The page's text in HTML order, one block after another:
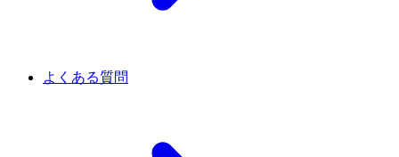
よくある質問